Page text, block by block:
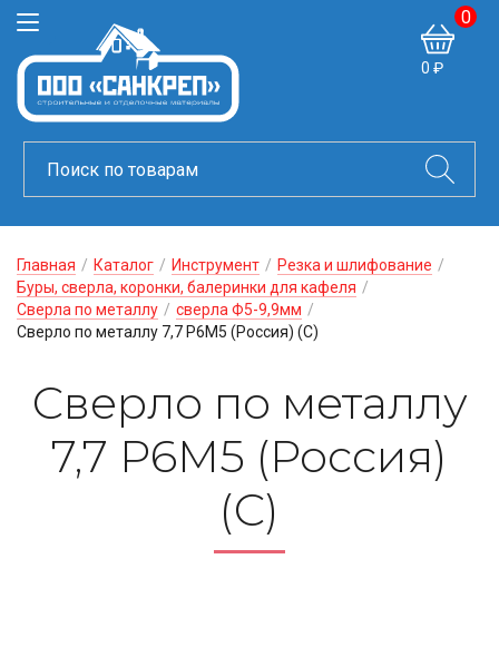
0 ₽
0
Главная / Каталог / Инструмент / Резка и шлифование /
Буры, сверла, коронки, балеринки для кафеля /
Сверла по металлу / сверла Ф5-9,9мм /
Сверло по металлу 7,7 Р6М5 (Россия) (С)
Сверло по металлу
7,7 Р6М5 (Россия)
(С)